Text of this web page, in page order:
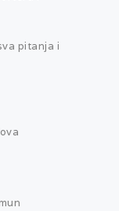
pitanja i